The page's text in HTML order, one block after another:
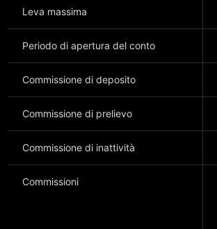
Leva massima
Periodo di apertura del conto
Commissione di deposito
Commissione di prelievo
Commissione di inattività
Commissioni